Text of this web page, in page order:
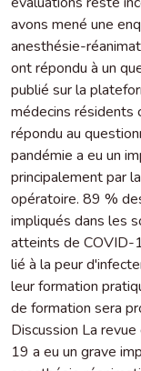
avons mené une
anesthésie-
ont répondu à un
publié sur la
médecins
répondu au
pandémie a eu un
principalement par
opératoire. 89 %
impliqués dans les
atteints de COVID-
lié à la peur
leur formation
de formation sera
Discussion La
19 a eu un grave